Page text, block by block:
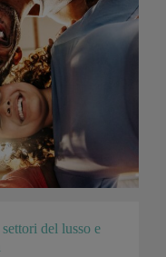
del lusso e